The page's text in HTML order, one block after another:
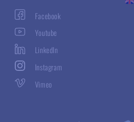
Facebook
Youtube
LinkedIn
Instagram
Vimeo